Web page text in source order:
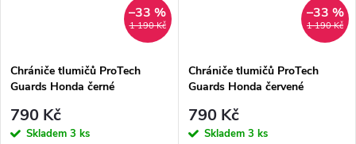
1 190 Kč
–33 %
Chrániče tlumičů ProTech
Guards Honda černé
790 Kč
Skladem 3 ks
1 190 Kč
–33 %
Chrániče tlumičů ProTech
Guards Honda červené
790 Kč
Skladem 3 ks